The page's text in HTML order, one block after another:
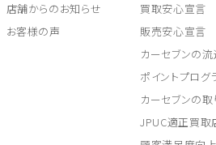
店舗からのお知らせ
お客様の声
買取安心宣言
販売安心宣言
カーセブンの
ポイントプログ
カーセブンの
JPUC適正買取